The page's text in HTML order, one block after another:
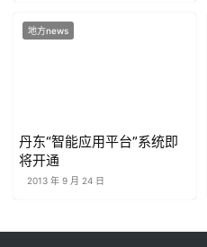
地方news
丹东“智能应用平台”系统即
将开通
2013 年 9 月 24 日